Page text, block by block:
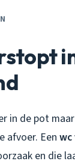
in de pot
afvoer. Een wc
en die